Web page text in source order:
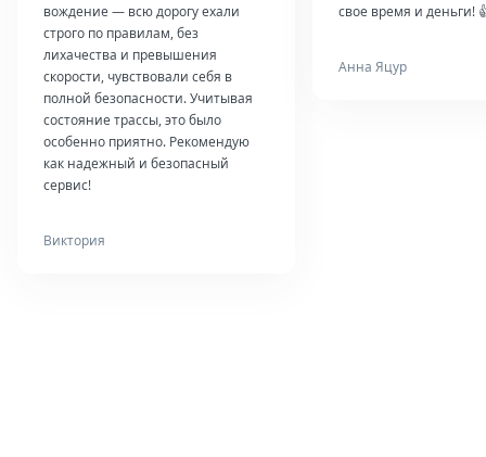
вождение — всю дорогу ехали
строго по правилам, без
лихачества и превышения
скорости, чувствовали себя в
полной безопасности. Учитывая
состояние трассы, это было
особенно приятно. Рекомендую
как надежный и безопасный
сервис!
Виктория
свое время и деньги!
Анна Яцур